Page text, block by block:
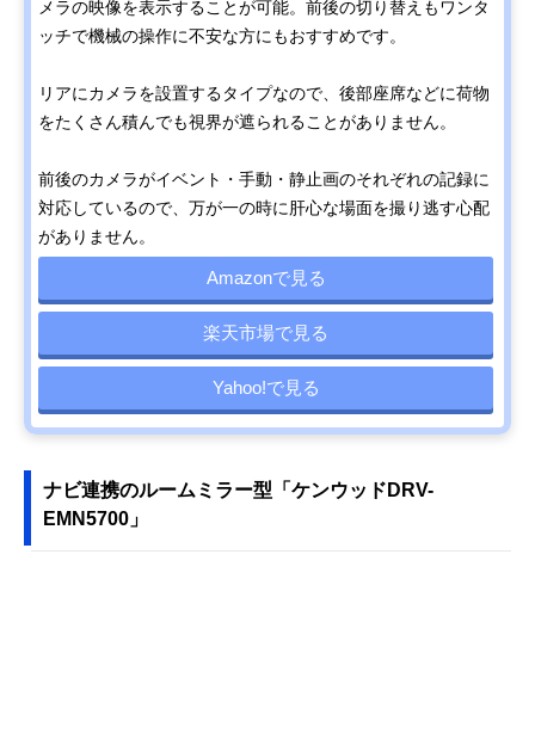
メラの映像を表示することが可能。前後の切り替えもワンタ
ッチで機械の操作に不安な方にもおすすめです。
リアにカメラを設置するタイプなので、後部座席などに荷物
をたくさん積んでも視界が遮られることがありません。
前後のカメラがイベント・手動・静止画のそれぞれの記録に
対応しているので、万が一の時に肝心な場面を撮り逃す心配
がありません。
Amazonで見る
楽天市場で見る
Yahoo!で見る
ナビ連携のルームミラー型「ケンウッドDRV-
EMN5700」